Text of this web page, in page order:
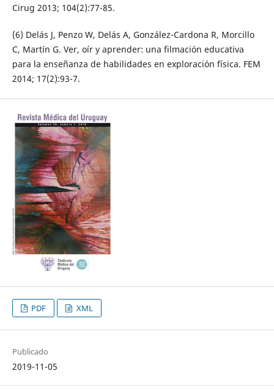
Cirug 2013; 104(2):77-85.
(6) Delás J, Penzo W, Delás A, González-Cardona R, Morcillo
C, Martín G. Ver, oír y aprender: una filmación educativa
para la enseñanza de habilidades en exploración física. FEM
2014; 17(2):93-7.
PDF XML
Publicado
2019-11-05